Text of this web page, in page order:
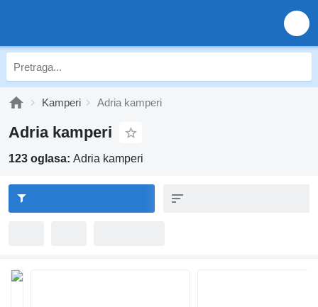
Kamperi Adria kamperi
Adria kamperi
123 oglasa: Adria kamperi